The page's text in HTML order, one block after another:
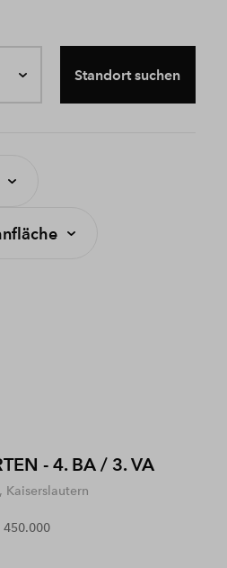
Standort suchen
- 4. BA / 3. VA
Kaiserslautern
450.000